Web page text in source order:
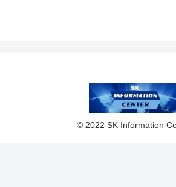
© 2022 SK Information